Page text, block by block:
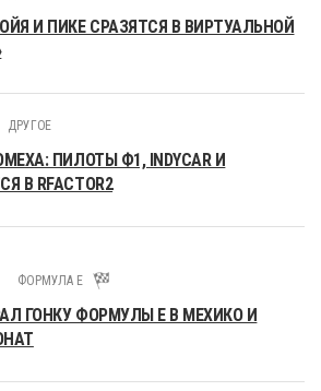
И ПИКЕ СРАЗЯТСЯ В ВИРТУАЛЬНОЙ
ДРУГОЕ
ПИЛОТЫ Ф1, INDYCAR И
В RFACTOR2
ФОРМУЛА E
ГОНКУ ФОРМУЛЫ E В МЕХИКО И